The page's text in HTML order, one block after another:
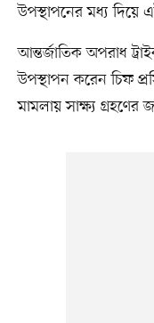
উপস্থাপনের মধ্য দিয়ে
আন্তর্জাতিক অপরাধ
উপস্থাপন করেন চিফ
মামলায় সাক্ষ্য গ্রহণের